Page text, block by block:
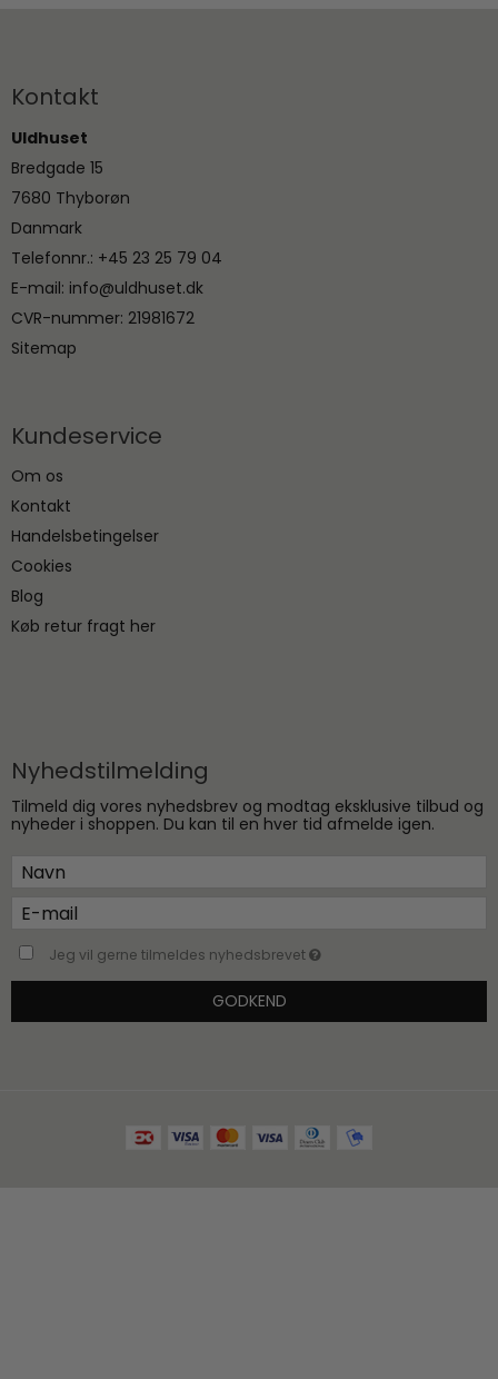
Kontakt
Uldhuset
Bredgade 15
7680 Thyborøn
Danmark
Telefonnr.: +45 23 25 79 04
E-mail: info@uldhuset.dk
CVR-nummer: 21981672
Sitemap
Kundeservice
Om os
Kontakt
Handelsbetingelser
Cookies
Blog
Køb retur fragt her
Nyhedstilmelding
Tilmeld dig vores nyhedsbrev og modtag eksklusive tilbud og
nyheder i shoppen. Du kan til en hver tid afmelde igen.
Jeg vil gerne tilmeldes nyhedsbrevet
GODKEND